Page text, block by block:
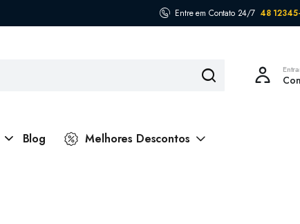
Entre em Contato 24/7 48
Blog Melhores Descontos